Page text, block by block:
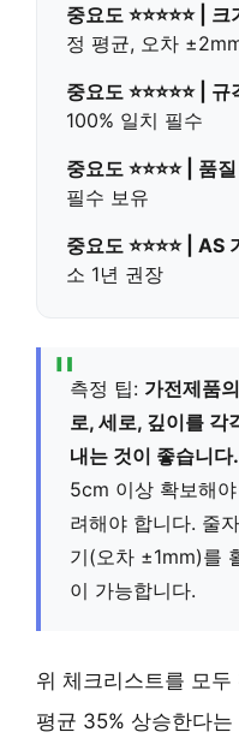
중요도 ⭐⭐⭐⭐⭐ |
정 평균, 오차
중요도 ⭐⭐⭐⭐⭐ |
100% 일치 필수
중요도 ⭐⭐⭐⭐ | 품
필수 보유
중요도 ⭐⭐⭐⭐ | AS
소 1년 권장
측정 팁: 가전제품
로, 세로, 깊이를 각
내는 것이 좋습니다.
5cm 이상 확보해
려해야 합니다. 줄
기(오차 ±1mm)를
이 가능합니다.
위 체크리스트를 모
평균 35% 상승한다